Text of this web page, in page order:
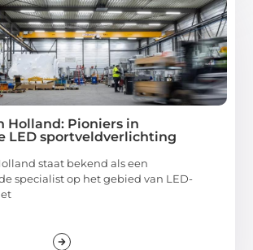
Holland: Pioniers in
LED sportveldverlichting
staat bekend als een
specialist op het gebied van LED-